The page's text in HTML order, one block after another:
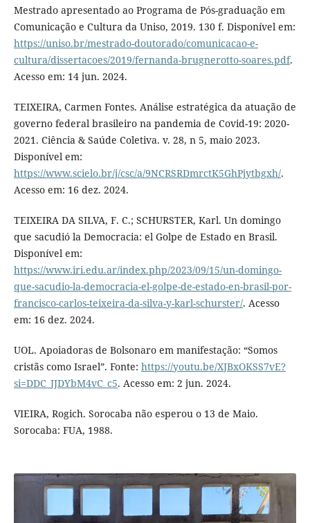
Mestrado apresentado ao Programa de Pós-graduação em
Comunicação e Cultura da Uniso, 2019. 130 f. Disponível em:
https://uniso.br/mestrado-doutorado/comunicacao-e-
cultura/dissertacoes/2019/fernanda-brugnerotto-soares.pdf.
Acesso em: 14 jun. 2024.
TEIXEIRA, Carmen Fontes. Análise estratégica da atuação de
governo federal brasileiro na pandemia de Covid-19: 2020-
2021. Ciência & Saúde Coletiva. v. 28, n 5, maio 2023.
Disponível em:
https://www.scielo.br/j/csc/a/9NCRSRDmrctK5GhPjytbgxh/.
Acesso em: 16 dez. 2024.
TEIXEIRA DA SILVA, F. C.; SCHURSTER, Karl. Un domingo
que sacudió la Democracia: el Golpe de Estado en Brasil.
Disponível em:
https://www.iri.edu.ar/index.php/2023/09/15/un-domingo-
que-sacudio-la-democracia-el-golpe-de-estado-en-brasil-por-
francisco-carlos-teixeira-da-silva-y-karl-schurster/. Acesso
em: 16 dez. 2024.
UOL. Apoiadoras de Bolsonaro em manifestação: “Somos
cristãs como Israel”. Fonte: https://youtu.be/XJBxOKSS7vE?
si=DDC_JJDYbM4vC_c5. Acesso em: 2 jun. 2024.
VIEIRA, Rogich. Sorocaba não esperou o 13 de Maio.
Sorocaba: FUA, 1988.